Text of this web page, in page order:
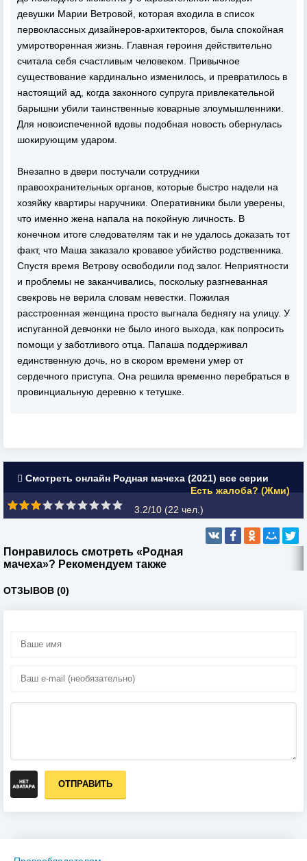
девушки Марии Ветровой, которая входила в список
первоклассных дизайнеров-архитекторов, была спокойная
умиротворенная жизнь. Главная героиня действительно
считала себя счастливым человеком. Привычное
существование кардинально изменилось, и превратилось в
настоящий ад, когда законного супруга привлекательной
барышни убили таинственные коварные злоумышленники.
Для новоиспеченной вдовы подобная новость обернулась
шокирующим ударом.
Внезапно в двери постучали сотрудники
правоохранительных органов, которые быстро надели на
хозяйку квартиры наручники. Оперативники были уверены,
что именно жена напала на покойную личность. В
конечном итоге следователям так и не удалось доказать тот
факт, что Маша заказало кровавое убийство родственника.
Спустя время Ветрову освободили под залог. Неприятности
и проблемы не заканчивались, поскольку разгневанная
свекровь не верила словам невестки. Пожилая
расстроенная женщина просто выгнала беднягу на улицу. У
испуганной девчонки не было иного выхода, как попросить
помощи у заботливого отца. Папаша поддерживал
единственную дочь, но в скором времени умер от
сердечного приступа. Она решила временно перебраться в
провинциальную деревню к тетушке.
Смотреть онлайн Родная мачеха (2021) все серии
Есть жалоба? (Жми)
3.2/10 (22 чел.)
Понравилось смотреть «Родная
мачеха»? Рекомендуем также
ОТЗЫВОВ (0)
ОТПРАВИТЬ